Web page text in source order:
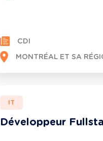
CDI
MONTRÉAL ET SA
IT
Développeur